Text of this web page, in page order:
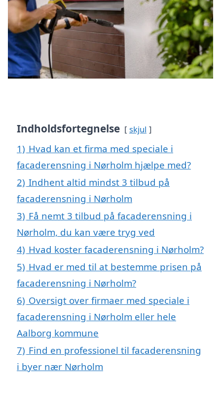
Indholdsfortegnelse skjul
1) Hvad kan et firma med speciale i
facaderensning i Nørholm hjælpe med?
2) Indhent altid mindst 3 tilbud på
facaderensning i Nørholm
3) Få nemt 3 tilbud på facaderensning i
Nørholm, du kan være tryg ved
4) Hvad koster facaderensning i Nørholm?
5) Hvad er med til at bestemme prisen på
facaderensning i Nørholm?
6) Oversigt over firmaer med speciale i
facaderensning i Nørholm eller hele
Aalborg kommune
7) Find en professionel til facaderensning
i byer nær Nørholm